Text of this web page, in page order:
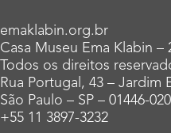
emaklabin.org.br
Casa Museu Ema Klabin –
Todos os direitos
Rua Portugal, 43 – Jardim
São Paulo – SP – 01446-020
+55 11 3897-3232